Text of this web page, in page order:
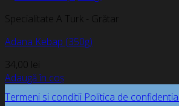
Specialitate A Turk - Grătar
Adana Kebap (350g)
34,00 lei
Adaugă în coș
Termeni si conditii Politica de